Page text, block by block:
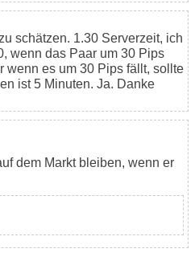
schätzen. 1.30 Serverzeit, ich
wenn das Paar um 30 Pips
wenn es um 30 Pips fällt, sollte
ist 5 Minuten. Ja. Danke
dem Markt bleiben, wenn er